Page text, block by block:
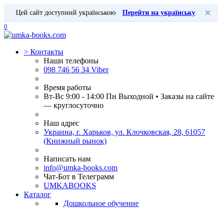
Цей сайт доступний українською Перейти на українську ×
0
> Контакты
Наши телефоны
098 746 56 34 Viber
Время работы
Вт-Вс 9:00 - 14:00 Пн Выходной • Заказы на сайте
— круглосуточно
Наш адрес
Украина, г. Харьков, ул. Клочковская, 28, 61057
(Книжный рынок)
Написать нам
info@umka-books.com
Чат-Бот в Телеграмм
UMKABOOKS
Каталог
Дошкольное обучение